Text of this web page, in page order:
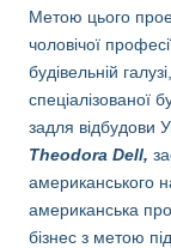
Метою цього
чоловічої
будівельній
спеціалізованої
задля відбудови
Theodora Dell,
американського
американська
бізнес з метою